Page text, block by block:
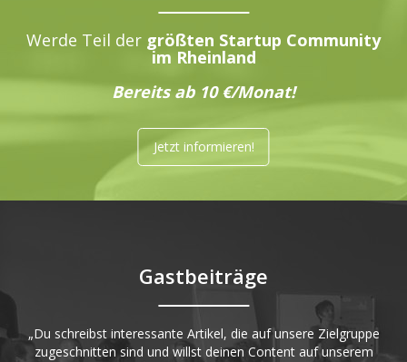
Werde Teil der größten Startup Community
im Rheinland
Bereits ab 10 €/Monat!
Jetzt informieren!
Gastbeiträge
„Du schreibst interessante Artikel, die auf unsere Zielgruppe
zugeschnitten sind und willst deinen Content auf unserem